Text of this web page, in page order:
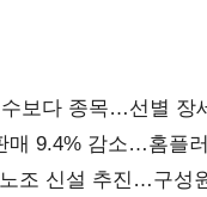
보다 종목…선별 장
매 9.4% 감소…홈플
조 신설 추진…구성